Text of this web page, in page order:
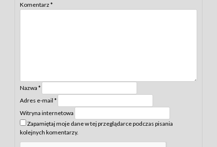
Komentarz *
Nazwa *
Adres e-mail *
Witryna internetowa
Zapamiętaj moje dane w tej przeglądarce podczas pisania
kolejnych komentarzy.